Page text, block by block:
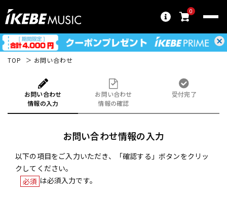
0
TOP お問い合わせ
お問い合わせ
情報の入力
お問い合わせ
情報の確認
受付完了
お問い合わせ情報の入力
以下の項目をご入力いただき、「確認する」ボタンをクリッ
クしてください。
必須 は必須入力です。